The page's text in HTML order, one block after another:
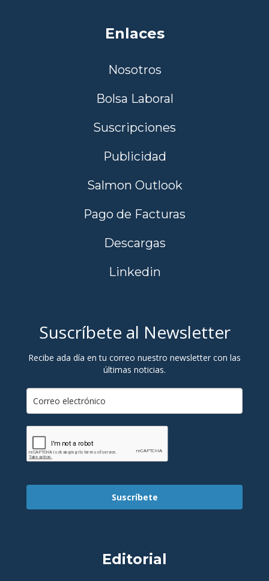
Enlaces
Nosotros
Bolsa Laboral
Suscripciones
Publicidad
Salmon Outlook
Pago de Facturas
Descargas
Linkedin
Suscríbete al Newsletter
Recibe ada día en tu correo nuestro newsletter con las
últimas noticias.
Suscríbete
Editorial